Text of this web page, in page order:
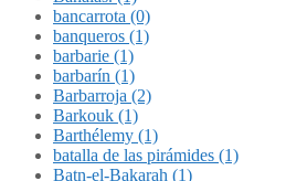
bancarrota (0)
banqueros (1)
barbarie (1)
barbarín (1)
Barbarroja (2)
Barkouk (1)
Barthélemy (1)
batalla de las pirámides (1)
Batn-el-Bakarah (1)